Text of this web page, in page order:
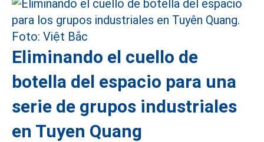
Eliminando el cuello de
botella del espacio para una
serie de grupos industriales
en Tuyen Quang